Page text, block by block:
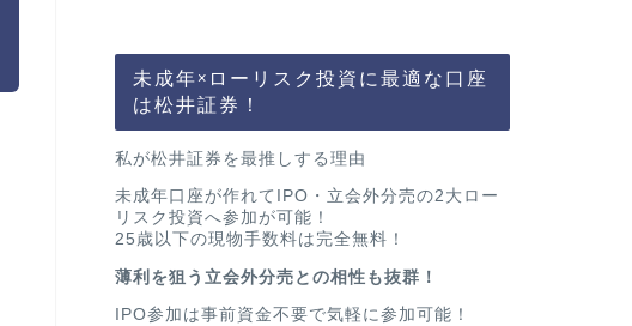
未成年×ローリスク投資に最適な口座
は松井証券！
私が松井証券を最推しする理由
未成年口座が作れてIPO・立会外分売の2大ロー
リスク投資へ参加が可能！
25歳以下の現物手数料は完全無料！
薄利を狙う立会外分売との相性も抜群！
IPO参加は事前資金不要で気軽に参加可能！